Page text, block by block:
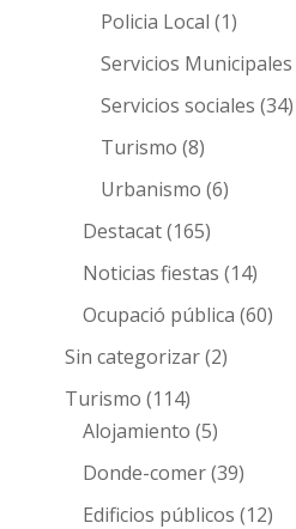
Policia Local (1)
Servicios Municipales
Servicios sociales (34)
Turismo (8)
Urbanismo (6)
Destacat(165)
Noticias fiestas (14)
Ocupació pública (60)
Sin categorizar(2)
Turismo (114)
Alojamiento (5)
Donde-comer(39)
Edificios públicos (12)